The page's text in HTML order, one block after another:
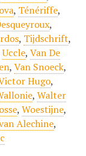
, Ténériffe,
,
, Tijdschrift,
Uccle, Van De
, Van Snoeck,
Hugo,
, Walter
, Woestijne,
Alechine,